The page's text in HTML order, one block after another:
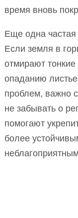
время вновь
Еще одна частая
Если земля в
отмирают тонкие
опаданию
проблем, важно
не забывать о
помогают
более